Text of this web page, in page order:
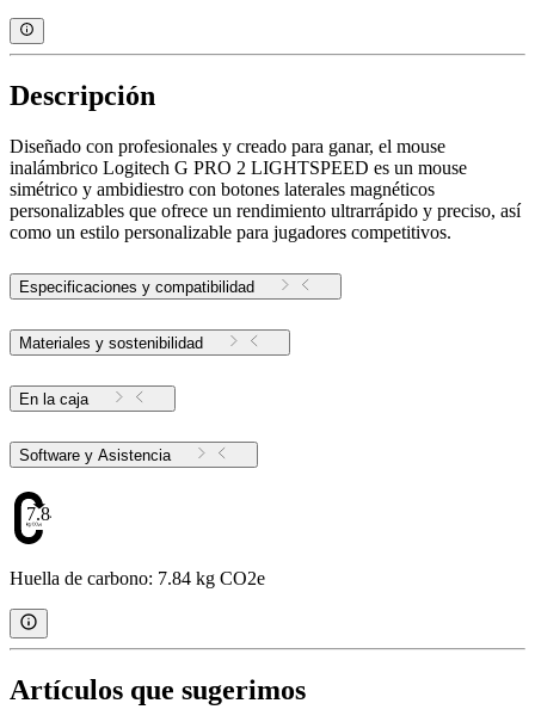
Descripción
Diseñado con profesionales y creado para ganar, el mouse
inalámbrico Logitech G PRO 2 LIGHTSPEED es un mouse
simétrico y ambidiestro con botones laterales magnéticos
personalizables que ofrece un rendimiento ultrarrápido y preciso, así
como un estilo personalizable para jugadores competitivos.
Especificaciones y compatibilidad
Materiales y sostenibilidad
En la caja
Software y Asistencia
7.84
Huella de carbono: 7.84 kg CO2e
Artículos que sugerimos